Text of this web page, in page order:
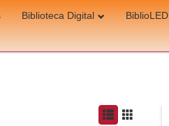
Biblioteca Digital BiblioLED